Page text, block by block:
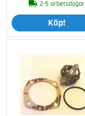
2-5 arbetsdagar
Köp!